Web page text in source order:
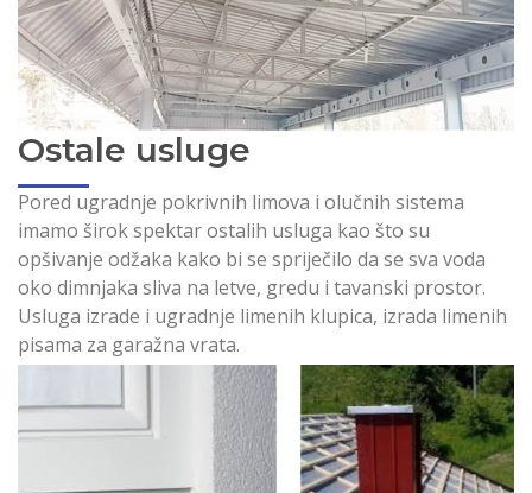
Ostale usluge
Pored ugradnje pokrivnih limova i olučnih sistema
imamo širok spektar ostalih usluga kao što su
opšivanje odžaka kako bi se spriječilo da se sva voda
oko dimnjaka sliva na letve, gredu i tavanski prostor.
Usluga izrade i ugradnje limenih klupica, izrada limenih
pisama za garažna vrata.